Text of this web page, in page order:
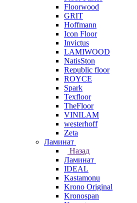
Floorwood
GRIT
Hoffmann
Icon Floor
Invictus
LAMIWOOD
NatisSton
Republic floor
ROYCE
Spark
Texfloor
TheFloor
VINILAM
westerhoff
Zeta
Ламинат
Назад
Ламинат
IDEAL
Kastamonu
Krono Original
Kronospan